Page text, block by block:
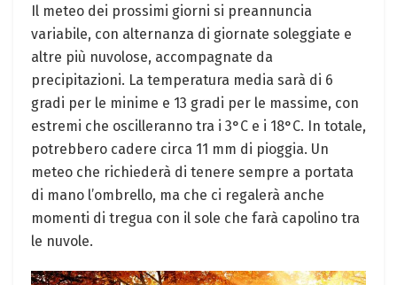
Il meteo dei prossimi giorni si preannuncia
variabile, con alternanza di giornate soleggiate e
altre più nuvolose, accompagnate da
precipitazioni. La temperatura media sarà di 6
gradi per le minime e 13 gradi per le massime, con
estremi che oscilleranno tra i 3°C e i 18°C. In totale,
potrebbero cadere circa 11 mm di pioggia. Un
meteo che richiederà di tenere sempre a portata
di mano l’ombrello, ma che ci regalerà anche
momenti di tregua con il sole che farà capolino tra
le nuvole.